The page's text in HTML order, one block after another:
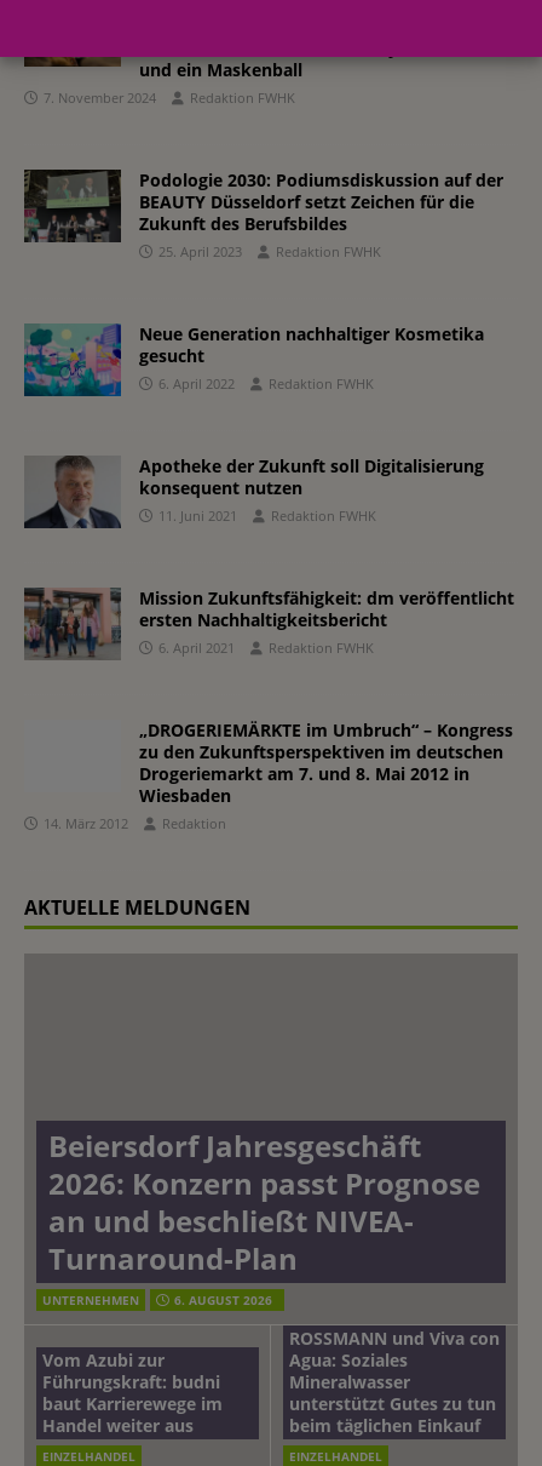
und ein Maskenball
7. November 2024 Redaktion FWHK
Podologie 2030: Podiumsdiskussion auf der
BEAUTY Düsseldorf setzt Zeichen für die
Zukunft des Berufsbildes
25. April 2023 Redaktion FWHK
Neue Generation nachhaltiger Kosmetika
gesucht
6. April 2022 Redaktion FWHK
Apotheke der Zukunft soll Digitalisierung
konsequent nutzen
11. Juni 2021 Redaktion FWHK
Mission Zukunftsfähigkeit: dm veröffentlicht
ersten Nachhaltigkeitsbericht
6. April 2021 Redaktion FWHK
„DROGERIEMÄRKTE im Umbruch“ – Kongress
zu den Zukunftsperspektiven im deutschen
Drogeriemarkt am 7. und 8. Mai 2012 in
Wiesbaden
14. März 2012 Redaktion
AKTUELLE MELDUNGEN
Beiersdorf Jahresgeschäft
2026: Konzern passt Prognose
an und beschließt NIVEA-
Turnaround-Plan
UNTERNEHMEN 6. AUGUST 2026
Vom Azubi zur
Führungskraft: budni
baut Karrierewege im
Handel weiter aus
EINZELHANDEL
ROSSMANN und Viva con
Agua: Soziales
Mineralwasser
unterstützt Gutes zu tun
beim täglichen Einkauf
EINZELHANDEL